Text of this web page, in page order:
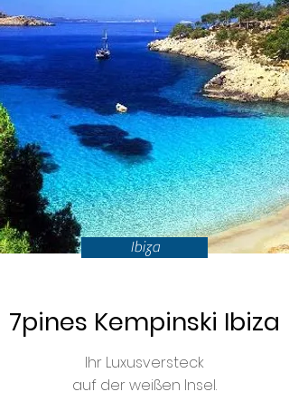
Ibiza
7pines Kempinski Ibiza
Ihr Luxusversteck
auf der weißen Insel.